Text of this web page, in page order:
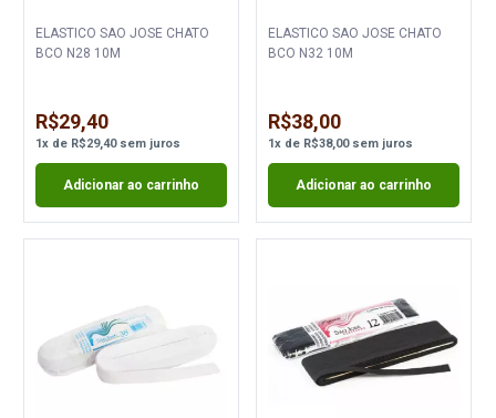
ELASTICO SAO JOSE CHATO
BCO N28 10M
R$29,40
1x de R$29,40sem juros
Adicionar ao carrinho
ELASTICO SAO JOSE CHATO
BCO N32 10M
R$38,00
1xde R$38,00sem juros
Adicionar ao carrinho